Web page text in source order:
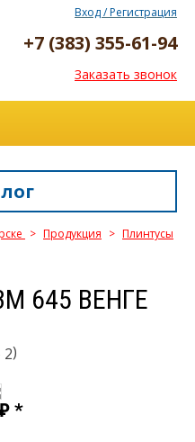
Вход / Регистрация
+7 (383) 355-61-94
Заказать звонок
> Продукция > Плинтусы
645 ВЕНГЕ
2)
*